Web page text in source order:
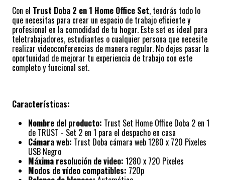
Con el Trust Doba 2 en 1 Home Office Set, tendrás todo lo
que necesitas para crear un espacio de trabajo eficiente y
profesional en la comodidad de tu hogar. Este set es ideal para
teletrabajadores, estudiantes o cualquier persona que necesite
realizar videoconferencias de manera regular. No dejes pasar la
oportunidad de mejorar tu experiencia de trabajo con este
completo y funcional set.
Características:
Nombre del producto: Trust Set Home Office Doba 2 en 1
de TRUST - Set 2 en 1 para el despacho en casa
Cámara web: Trust Doba cámara web 1280 x 720 Pixeles
USB Negro
Máxima resolución de video: 1280 x 720 Pixeles
Modos de vídeo compatibles: 720p